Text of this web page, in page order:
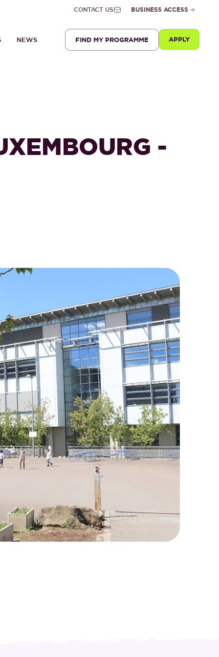
CONTACT US BUSINESS ACCESS
NEWS FIND MY PROGRAMME APPLY
-